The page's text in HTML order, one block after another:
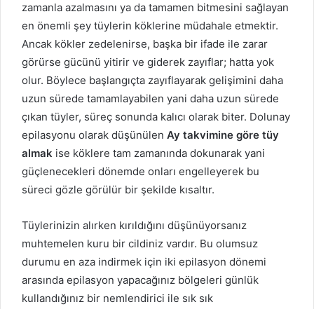
zamanla azalmasını ya da tamamen bitmesini sağlayan
en önemli şey tüylerin köklerine müdahale etmektir.
Ancak kökler zedelenirse, başka bir ifade ile zarar
görürse gücünü yitirir ve giderek zayıflar; hatta yok
olur. Böylece başlangıçta zayıflayarak gelişimini daha
uzun sürede tamamlayabilen yani daha uzun sürede
çıkan tüyler, süreç sonunda kalıcı olarak biter. Dolunay
epilasyonu olarak düşünülen Ay takvimine göre tüy
almak ise köklere tam zamanında dokunarak yani
güçlenecekleri dönemde onları engelleyerek bu
süreci gözle görülür bir şekilde kısaltır.
Tüylerinizin alırken kırıldığını düşünüyorsanız
muhtemelen kuru bir cildiniz vardır. Bu olumsuz
durumu en aza indirmek için iki epilasyon dönemi
arasında epilasyon yapacağınız bölgeleri günlük
kullandığınız bir nemlendirici ile sık sık